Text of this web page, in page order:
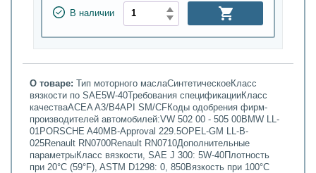
В наличии
О товаре: Тип моторного маслаСинтетическоеКласс
вязкости по SAE5W-40Требования спецификацииКласс
качестваACEA A3/B4API SM/CFКоды одобрения фирм-
производителей автомобилей:VW 502 00 - 505 00BMW LL-
01PORSCHE A40MB-Approval 229.5OPEL-GM LL-B-
025Renault RN0700Renault RN0710Дополнительные
параметрыКласс вязкости, SAE J 300: 5W-40Плотность
при 20°C (59°F), ASTM D1298: 0, 850Вязкость при 100°C